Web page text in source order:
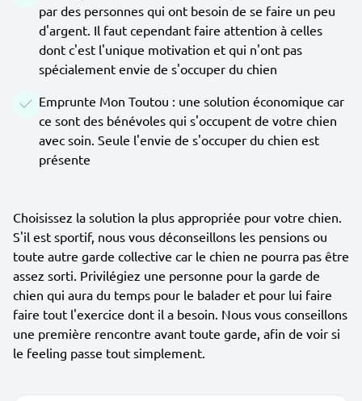
par des personnes qui ont besoin de se faire un peu
d'argent. Il faut cependant faire attention à celles
dont c'est l'unique motivation et qui n'ont pas
spécialement envie de s'occuper du chien
Emprunte Mon Toutou : une solution économique car
ce sont des bénévoles qui s'occupent de votre chien
avec soin. Seule l'envie de s'occuper du chien est
présente
Choisissez la solution la plus appropriée pour votre chien.
S'il est sportif, nous vous déconseillons les pensions ou
toute autre garde collective car le chien ne pourra pas être
assez sorti. Privilégiez une personne pour la garde de
chien qui aura du temps pour le balader et pour lui faire
faire tout l'exercice dont il a besoin. Nous vous conseillons
une première rencontre avant toute garde, afin de voir si
le feeling passe tout simplement.